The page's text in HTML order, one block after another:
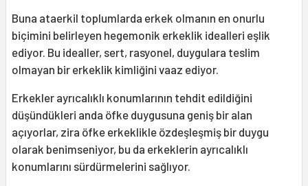
Buna ataerkil toplumlarda erkek olmanın en onurlu
biçimini belirleyen hegemonik erkeklik idealleri eşlik
ediyor. Bu idealler, sert, rasyonel, duygulara teslim
olmayan bir erkeklik kimliğini vaaz ediyor.
Erkekler ayrıcalıklı konumlarının tehdit edildiğini
düşündükleri anda öfke duygusuna geniş bir alan
açıyorlar, zira öfke erkeklikle özdeşleşmiş bir duygu
olarak benimseniyor, bu da erkeklerin ayrıcalıklı
konumlarını sürdürmelerini sağlıyor.